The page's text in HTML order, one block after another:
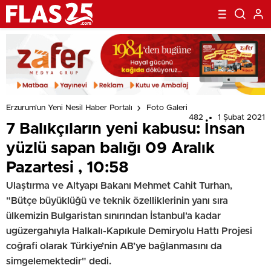
Erzurum'un Yeni Nesil Haber Portalı
Foto Galeri
482
1 Şubat 2021
7 Balıkçıların yeni kabusu: İnsan
yüzlü sapan balığı 09 Aralık
Pazartesi , 10:58
Ulaştırma ve Altyapı Bakanı Mehmet Cahit Turhan,
"Bütçe büyüklüğü ve teknik özelliklerinin yanı sıra
ülkemizin Bulgaristan sınırından İstanbul'a kadar
ugüzergahıyla Halkalı-Kapıkule Demiryolu Hattı Projesi
coğrafi olarak Türkiye’nin AB’ye bağlanmasını da
simgelemektedir" dedi.